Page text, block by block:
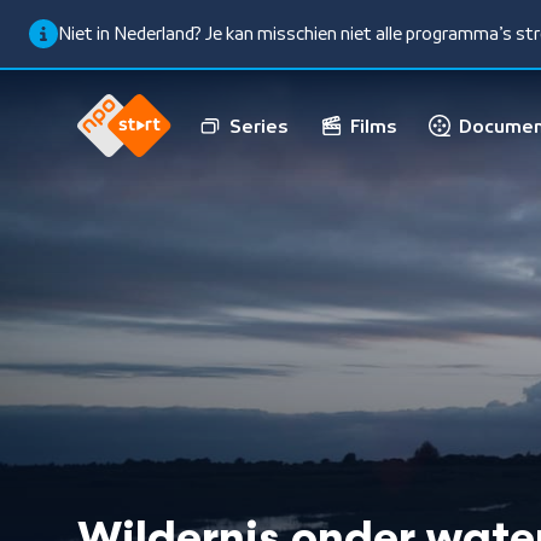
Niet in Nederland? Je kan misschien niet alle programma’s
Series Films